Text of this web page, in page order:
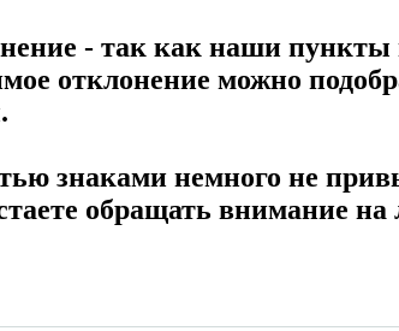
- так как наши пункты
отклонение можно
знаками немного не
обращать внимание